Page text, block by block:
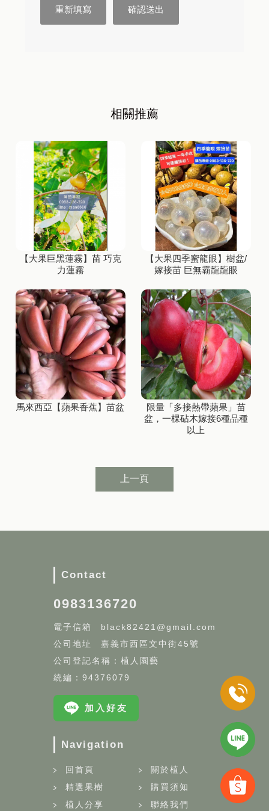
【大果巨黑蓮霧】苗 巧克
力蓮霧
【大果四季蜜龍眼】樹盆/
嫁接苗 巨無霸龍龍眼
馬來西亞【蘋果香蕉】苗盆
限量「多接熱帶蘋果」苗
盆，一棵砧木嫁接6種品種
以上
上一頁
Contact
0983136720
black82421@gmail.com
嘉義市西區文中街45號
公司登記名稱：植人園藝
統編：94376079
加入好友
Navigation
回首頁
關於植人
精選果樹
購買須知
植人分享
聯絡我們